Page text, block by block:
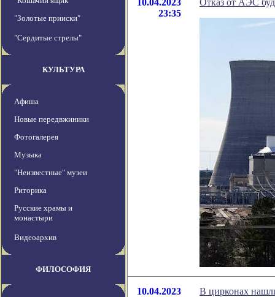
"Золотые прииски"
"Сердитые стрелы"
КУЛЬТУРА
Афиша
Новые передвжиники
Фотогалерея
Музыка
"Неизвестные" музеи
Риторика
Русские храмы и
монастыри
Видеоархив
ФИЛОСОФИЯ
10.04.2023
23:35
Отказ от АЭС
10.04.2023
В цирконах